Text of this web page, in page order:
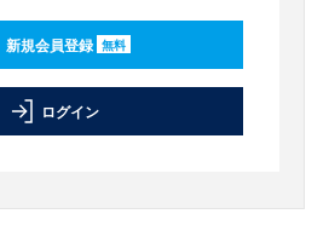
新規会員登録 無料
ログイン